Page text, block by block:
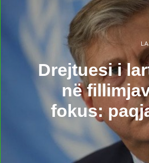
​Drejtuesi i
në
fokus: